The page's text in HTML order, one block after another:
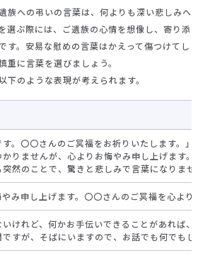
族への弔いの言葉は、何よりも深い悲しみへ
選ぶ際には、ご遺族の心情を想像し、寄り添
す。安易な慰めの言葉はかえって傷つけてし
重に言葉を選びましょう。
下のような表現が考えられます。
す。〇〇さんのご冥福をお祈りいたします。」
かりませんが、心よりお悔やみ申し上げます。
突然のことで、驚きと悲しみで言葉になりま
やみ申し上げます。〇〇さんのご冥福を心よ
いけれど、何かお手伝いできることがあれば、
ですが、そばにいますので、お話でも何でもし